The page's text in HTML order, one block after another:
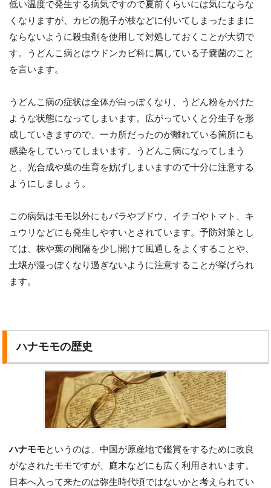
低い温度で発生する病気ですので夏前くらいには気にならな
くなりますが、カビの胞子が枝などに付いてしまったままに
ならないように殺虫剤を使用して対処しておくことが大切で
す。うどんこ病とはウドンカビ科に属している子嚢菌のこと
を言います。
うどんこ病の症状は全体が白っぽくなり、うどん粉をかけた
ような状態になってしまいます。広がっていくと分生子を形
成していきますので、一カ所だったのが離れている箇所にも
感染をしていってしまいます。うどんこ病になってしまう
と、光合成や葉の生育を妨げしまいますので十分に注意する
ようにしましょう。
この病気はモモ以外にもバラやブドウ、イチゴやトマト、キ
ュウリなどにも発生しやすいとされています。予防対策とし
ては、株や葉の間隔を少し開けて風通しをよくすることや、
土壌が湿っぽくなり過ぎないように注意することが挙げられ
ます。
ハナモモの歴史
ハナモモというのは、中国が原産地で鑑賞をするために改良
がなされたモモですが、庭木などにも広く利用されいます。
日本へ入って来たのは弥生時代頃ではないかと考えられてい